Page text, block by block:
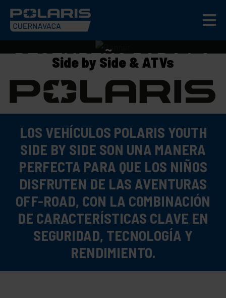
DESEMPEÑO PARA LA
PRÓXIMA GENERACIÓN
Side by Side & ATVs
LOS VEHÍCULOS POLARIS YOUTH
SIDE BY SIDE SON UNA MANERA
PERFECTA PARA QUE LOS NIÑOS
DISFRUTEN DE LAS AVENTURAS
OFF-ROAD, CON LA COMBINACIÓN
DE CARACTERÍSTICAS CLAVE EN
SEGURIDAD, TECNOLOGÍA Y
RENDIMIENTO.